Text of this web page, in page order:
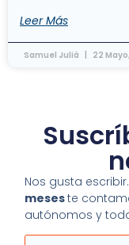
Leer Más
Samuel Juliá 22
Nos gusta
meseste
autónomos y
Email